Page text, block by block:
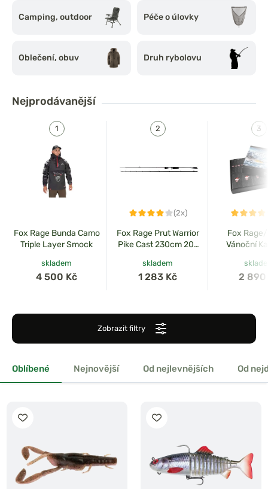
Camping, outdoor Péče o úlovky
Oblečení, obuv Druh rybolovu
Nejprodávanější
Fox Rage Bunda Camo
Triple Layer Smock
skladem
4 500 Kč
(2x)
Fox Rage Prut Warrior
Pike Cast 230cm 20-
skladem
1 283 Kč
Fox
Vánoční
2 890
Zobrazit filtry
Oblíbené Nejnovější Od nejlevnějších Od